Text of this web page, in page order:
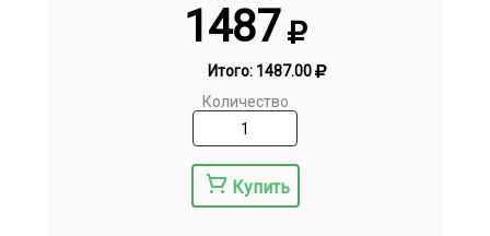
1487
Итого: 1487.00
Количество
Купить